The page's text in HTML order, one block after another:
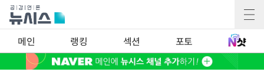
메인 랭킹 섹션 포토